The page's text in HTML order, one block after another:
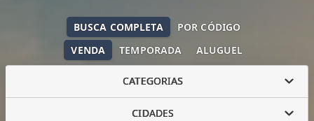
VENDA TEMPORADA ALUGUEL
BUSCA COMPLETA POR CÓDIGO
CATEGORIAS
CIDADES